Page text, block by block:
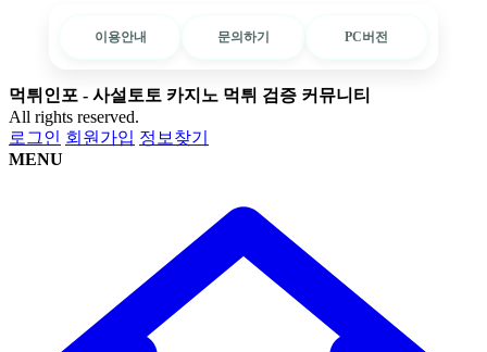
이용안내 문의하기 PC버전
먹튀인포 - 사설토토 카지노 먹튀 검증 커뮤니티
All rights reserved.
로그인 회원가입 정보찾기
MENU